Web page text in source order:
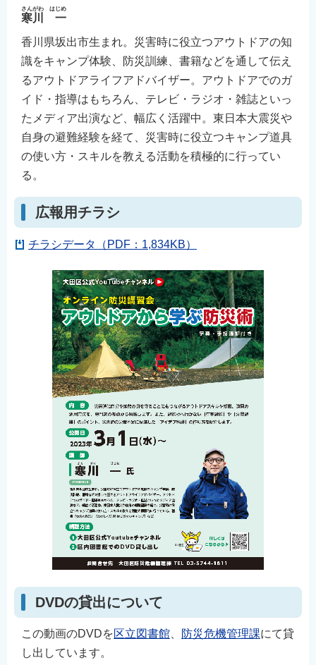
寒川 一
さんがわ はじめ
香川県坂出市生まれ。災害時に役立つアウトドアの知
識をキャンプ体験、防災訓練、書籍などを通して伝え
るアウトドアライフアドバイザー。アウトドアでのガ
イド・指導はもちろん、テレビ・ラジオ・雑誌といっ
たメディア出演など、幅広く活躍中。東日本大震災や
自身の避難経験を経て、災害時に役立つキャンプ道具
の使い方・スキルを教える活動を積極的に行ってい
る。
広報用チラシ
チラシデータ（PDF：1,834KB）
DVDの貸出について
この動画のDVDを区立図書館 防災危機管理課にて貸
し出しています。